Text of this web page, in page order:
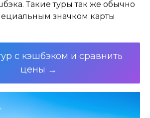
Такие туры так же обычно
значком карты
c кэшбэком и сравнить
цены →